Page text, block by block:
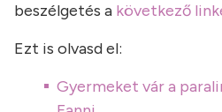
beszélgetés a következő
Ezt is olvasd el:
Gyermeket vár a